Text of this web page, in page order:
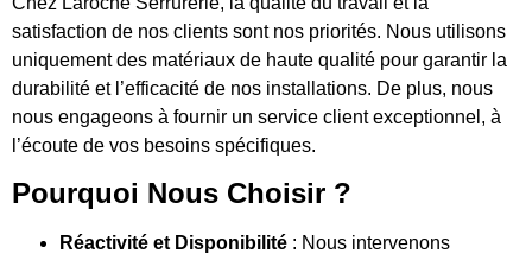
satisfaction de nos clients sont nos priorités. Nous utilisons
uniquement des matériaux de haute qualité pour garantir la
durabilité et l’efficacité de nos installations. De plus, nous
nous engageons à fournir un service client exceptionnel, à
l’écoute de vos besoins spécifiques.
Pourquoi Nous Choisir ?
Réactivité et Disponibilité : Nous intervenons